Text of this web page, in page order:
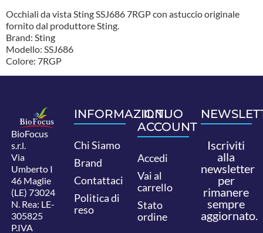
Occhiali da vista Sting SSJ686 7RGP con astuccio originale
fornito dal produttore Sting.
Brand: Sting
Modello: SSJ686
Colore: 7RGP
BioFocus
s.r.l.
Via
Umberto I
46 Maglie
(LE) 73024
N. Rea: LE-
305825
P.IVA
INFORMAZIONI
Chi Siamo
Brand
Contattaci
Politica di
reso
IL TUO
ACCOUNT
Accedi
Vai al
carrello
Stato
ordine
Iscriviti
alla
newsletter
per
rimanere
sempre
aggiornato.